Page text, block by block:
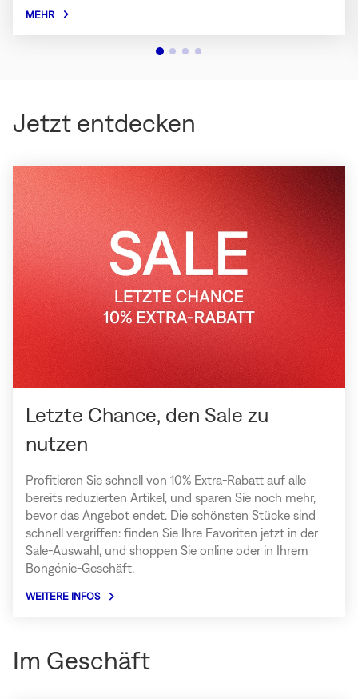
MEHR
Jetzt entdecken
Letzte Chance, den Sale zu
nutzen
Profitieren Sie schnell von 10% Extra-Rabatt auf alle
bereits reduzierten Artikel, und sparen Sie noch mehr,
bevor das Angebot endet. Die schönsten Stücke sind
schnell vergriffen: finden Sie Ihre Favoriten jetzt in der
Sale-Auswahl, und shoppen Sie online oder in Ihrem
Bongénie-Geschäft.
WEITERE INFOS
über
Sale
Im Geschäft